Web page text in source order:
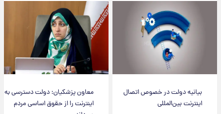
بیانیه دولت در خصوص اتصال
اینترنت بین‌المللی
معاون پزشکیان: دولت دسترسی به
اینترنت را از حقوق اساسی مردم